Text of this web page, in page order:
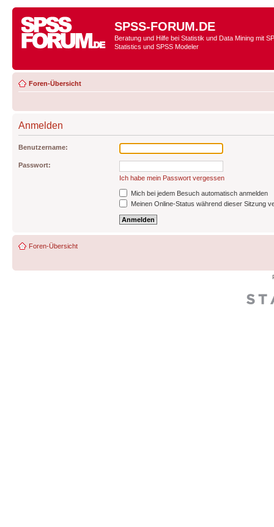
SPSS-FORUM.DE
Beratung und Hilfe bei Statistik und Data Mining mit
Statistics und SPSS Modeler
Foren-Übersicht
Anmelden
Benutzername:
Passwort:
Ich habe mein Passwort vergessen
Mich bei jedem Besuch automatisch anmelden
Meinen Online-Status während dieser Sitzung
Foren-Übersicht